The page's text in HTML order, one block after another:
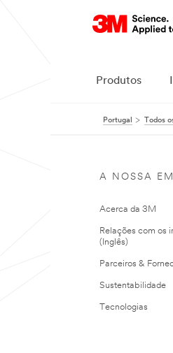
Produtos
Portugal Todos
A NOSSA
Acerca da 3M
Relações com os
(Inglês)
Parceiros &
Sustentabilidade
Tecnologias